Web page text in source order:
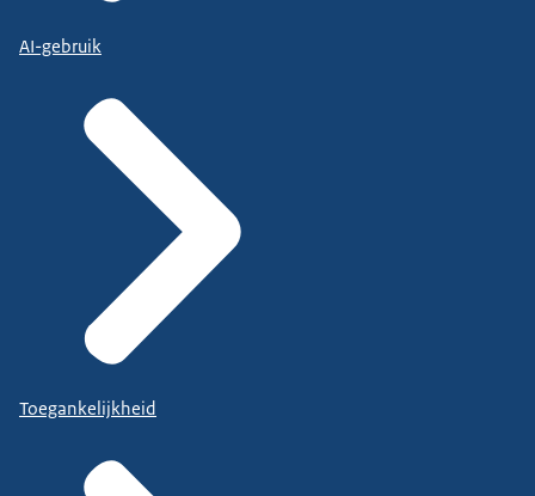
AI-gebruik
Toegankelijkheid